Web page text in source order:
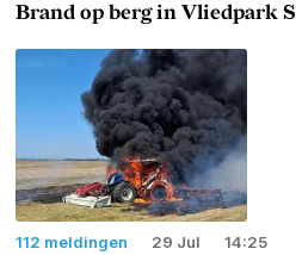
Brand op berg in Vliedpark
112 meldingen 29 Jul 14:25